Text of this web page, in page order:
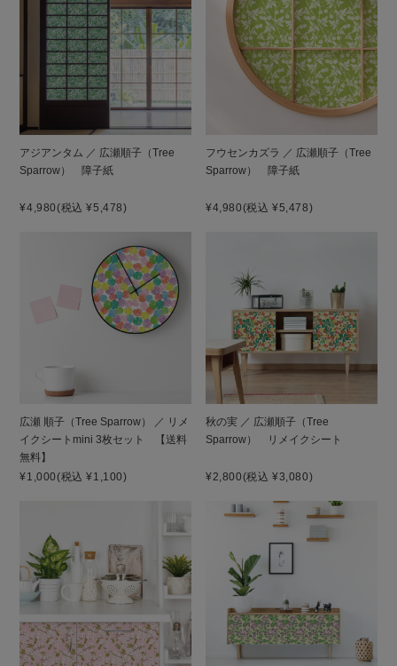
アジアンタム ／ 広瀬順子（Tree
Sparrow） 障子紙
¥4,980(税込 ¥5,478)
フウセンカズラ ／ 広瀬順子（Tree
Sparrow） 障子紙
¥4,980(税込 ¥5,478)
広瀬 順子（Tree Sparrow） ／ リメ
イクシートmini 3枚セット 【送料
無料】
¥1,000(税込 ¥1,100)
秋の実 ／ 広瀬順子（Tree
Sparrow） リメイクシート
¥2,800(税込 ¥3,080)